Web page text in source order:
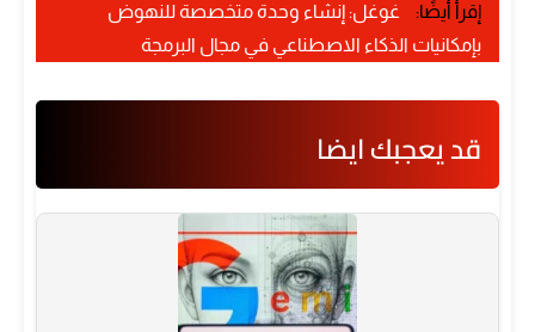
إقرأ أيضًا:
غوغل: إنشاء وحدة متخصصة للنهوض
بإمكانيات الذكاء الاصطناعي في مجال البرمجة
قد يعجبك ايضا